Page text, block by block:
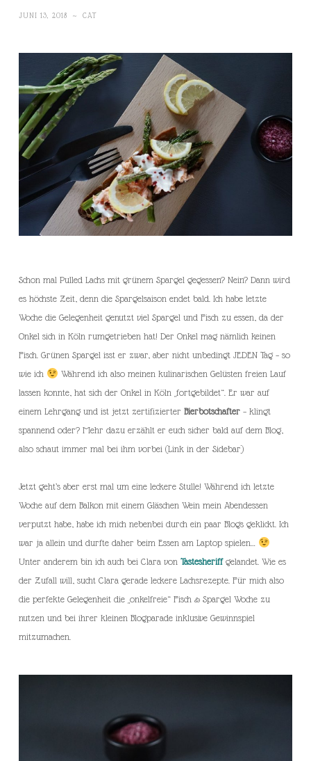
JUNI 13, 2018 ~ CAT
Schon mal Pulled Lachs mit grünem Spargel gegessen? Nein? Dann wird
es höchste Zeit, denn die Spargelsaison endet bald. Ich habe letzte
Woche die Gelegenheit genutzt viel Spargel und Fisch zu essen, da der
Onkel sich in Köln rumgetrieben hat! Der Onkel mag nämlich keinen
Fisch. Grünen Spargel isst er zwar, aber nicht unbedingt JEDEN Tag – so
wie ich
Während ich also meinen kulinarischen Gelüsten freien Lauf
lassen konnte, hat sich der Onkel in Köln „fortgebildet“. Er war auf
einem Lehrgang und ist jetzt zertifizierter Bierbotschafter – klingt
spannend oder? Mehr dazu erzählt er euch sicher bald auf dem Blog,
also schaut immer mal bei ihm vorbei (Link in der Sidebar)
Jetzt geht’s aber erst mal um eine leckere Stulle! Während ich letzte
Woche auf dem Balkon mit einem Gläschen Wein mein Abendessen
verputzt habe, habe ich mich nebenbei durch ein paar Blogs geklickt. Ich
war ja allein und durfte daher beim Essen am Laptop spielen…
Unter anderem bin ich auch bei Clara von Tastesheriffgelandet. Wie es
der Zufall will, sucht Clara gerade leckere Lachsrezepte. Für mich also
die perfekte Gelegenheit die „onkelfreie“ Fisch & Spargel Woche zu
nutzen und bei ihrer kleinen Blogparade inklusive Gewinnspiel
mitzumachen.